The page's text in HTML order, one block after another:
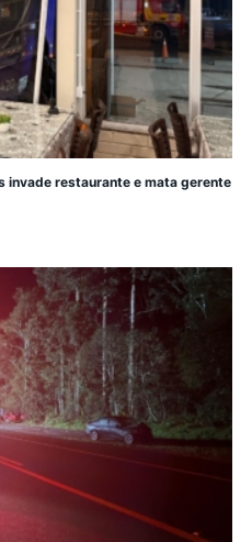
invade restaurante e mata gerente